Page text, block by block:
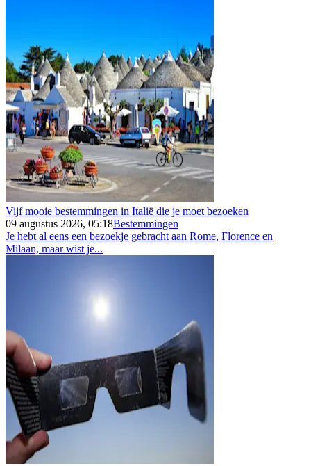
Vijf mooie bestemmingen in Italië die je moet bezoeken
09 augustus 2026, 05:18Bestemmingen
Je hebt al eens een bezoekje gebracht aan Rome, Florence en
Milaan, maar wist je...